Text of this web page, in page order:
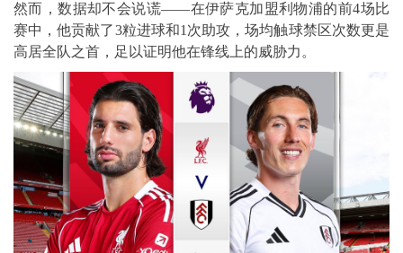
然而，数据却不会说谎——在伊萨克加盟利物浦的前4场比
赛中，他贡献了3粒进球和1次助攻，场均触球禁区次数更是
高居全队之首，足以证明他在锋线上的威胁力。